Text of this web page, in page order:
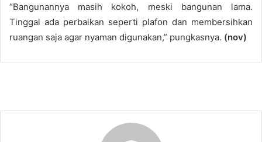
“Bangunannya masih kokoh, meski bangunan lama.
Tinggal ada perbaikan seperti plafon dan membersihkan
ruangan saja agar nyaman digunakan,” pungkasnya. (nov)